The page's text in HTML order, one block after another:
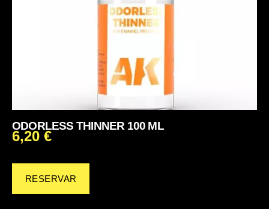
ODORLESS THINNER 100 ML
6,20 €
RESERVAR